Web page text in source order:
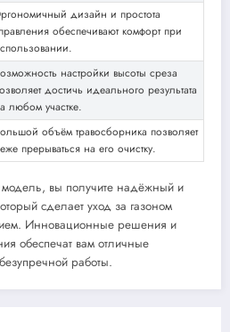
дизайн и простота
обеспечивают комфорт при
настройки высоты среза
достичь идеального результата
любом участке.
объём травосборника позволяет
прерываться на его очистку.
модель, вы получите надёжный и
сделает уход за газоном
Инновационные решения и
обеспечат вам отличные
работы.